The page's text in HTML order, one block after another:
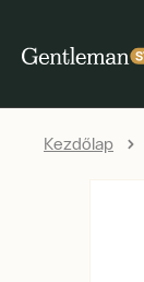
Kezdőlap